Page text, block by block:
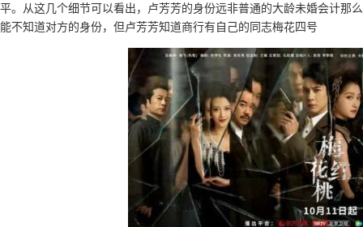
平。从这几个细节可以看出，卢芳芳的身份远非普通的大龄未婚会计那
能不知道对方的身份，但卢芳芳知道商行有自己的同志梅花四号